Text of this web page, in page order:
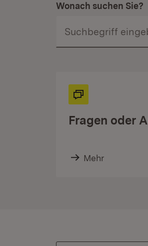
Wonach suchen Sie?
Fragen oder
Mehr